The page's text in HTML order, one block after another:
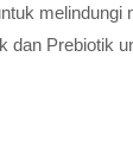
melindungi
dan Prebiotik